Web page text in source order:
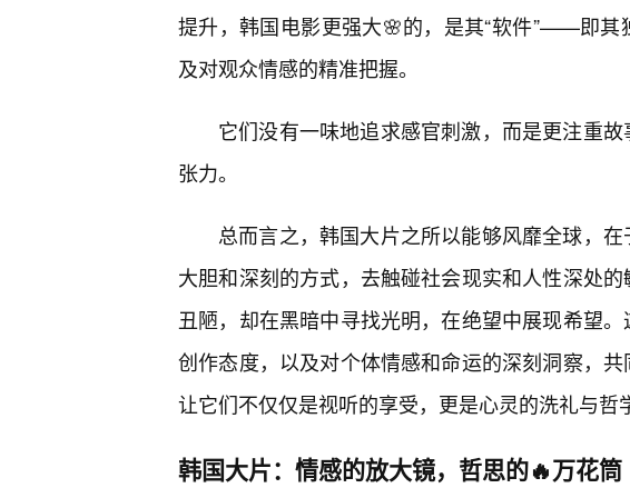
提升，韩国电影更强大🌸的，是其“软件”——即其
及对观众情感的精准把握。
它们没有一味地追求感官刺激，而是更注重
张力。
总而言之，韩国大片之所以能够风靡全球，
大胆和深刻的方式，去触碰社会现实和人性深处
丑陋，却在黑暗中寻找光明，在绝望中展现希望
创作态度，以及对个体情感和命运的深刻洞察，共
让它们不仅仅是视听的享受，更是心灵的洗礼与哲
韩国大片：情感的放大镜，哲思的🔥万花筒